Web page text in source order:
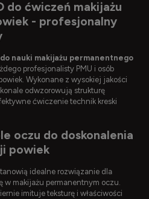
do ćwiczeń makijażu
- profesjonalny
nauki makijażu permanentnego
profesjonalisty PMU i osób
Wykonane z wysokiej jakości
odwzorowują strukturę
ćwiczenie technik kreski
oczu do doskonalenia
powiek
idealne rozwiązanie dla
w makijażu permanentnym oczu.
imituje teksturę i właściwości